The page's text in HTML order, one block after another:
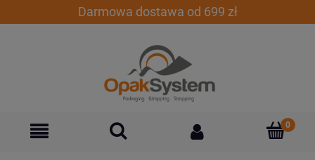
Darmowa dostawa od 699 zł